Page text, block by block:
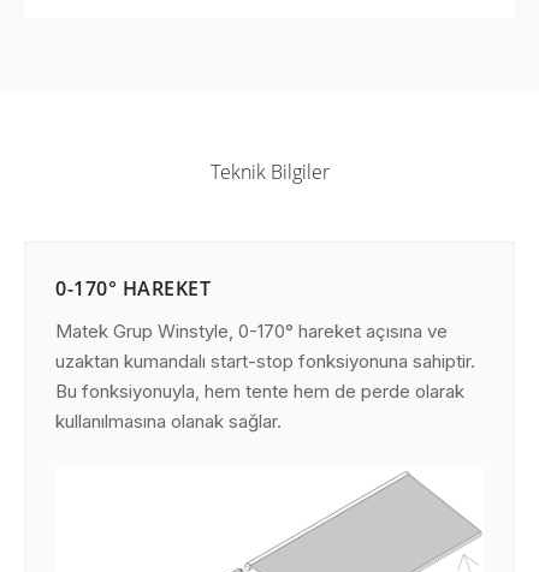
Teknik Bilgiler
0-170° HAREKET
Matek Grup Winstyle, 0-170° hareket açısına ve
uzaktan kumandalı start-stop fonksiyonuna sahiptir.
Bu fonksiyonuyla, hem tente hem de perde olarak
kullanılmasına olanak sağlar.